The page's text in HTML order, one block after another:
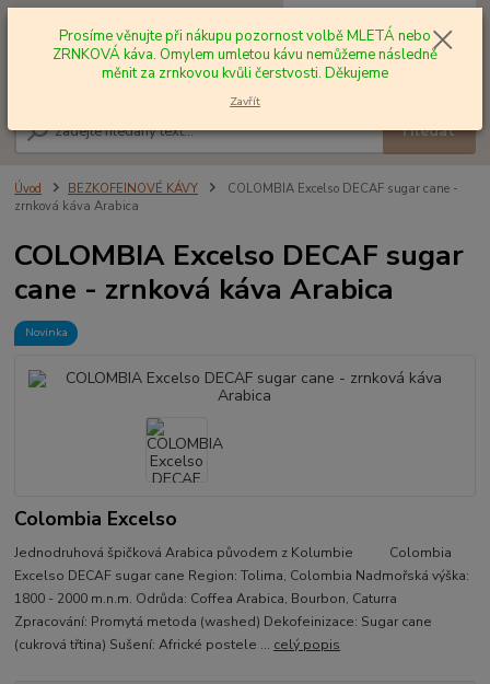
Hledat
+420 602 577 209 za0,00 Kč
Úvod BEZKOFEINOVÉ KÁVY
COLOMBIA Excelso DECAF sugar cane -
zrnková káva Arabica
COLOMBIA Excelso DECAF sugar
cane - zrnková káva Arabica
Novinka
Colombia Excelso
Jednodruhová špičková Arabica původem z Kolumbie Colombia
Excelso DECAF sugar cane Region: Tolima, Colombia Nadmořská výška:
1800 - 2000 m.n.m. Odrůda: Coffea Arabica, Bourbon, Caturra
Zpracování: Promytá metoda (washed) Dekofeinizace: Sugar cane
(cukrová třtina) Sušení: Africké postele ... celý popis
Prosíme věnujte při nákupu pozornost volbě MLETÁ nebo
ZRNKOVÁ káva. Omylem umletou kávu nemůžeme následně
měnit za zrnkovou kvůli čerstvosti. Děkujeme
Zavřít